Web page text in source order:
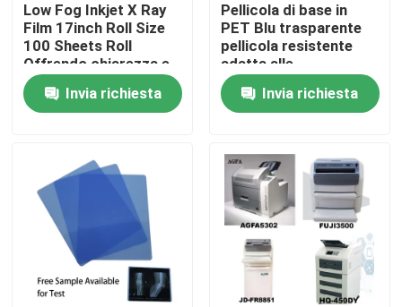
Casa
Prodotti
Fatory Tour
Controllo di qualità
Low Fog Inkjet X Ray
Film 17inch Roll Size
100 Sheets Roll
Offrendo chiarezza e
dettaglio superiori per
le immagini
radiografiche
Invia richiesta
Pellicola di base in
PET Blu trasparente
pellicola resistente
adatta alle
applicazioni industriali
di imballaggio e
stampa con un costo
Invia richiesta